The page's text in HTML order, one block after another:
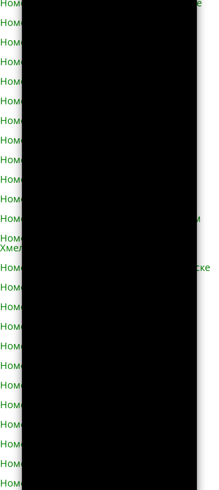
Номера телефонов такси в Новом Роздоле
Номера телефонов такси в Носовке
Номера телефонов такси в Обухове
Номера телефонов такси в Овидиополе
Номера телефонов такси в Овруче
Номера телефонов такси в Одессе
Номера телефонов такси в Олевске
Номера телефонов такси в Орехове
Номера телефонов такси в Очакове
Номера телефонов такси в Павлограде
Номера телефонов такси в Первомайске
Номера телефонов такси в Первомайском
Номера телефонов такси в Переяславе-
Хмельницком
Номера телефонов такси в Першотравенске
Номера телефонов такси в Пирятине
Номера телефонов такси в Подгородном
Номера телефонов такси в Подольске
Номера телефонов такси в Покрове
Номера телефонов такси в Пологах
Номера телефонов такси в Полонном
Номера телефонов такси в Полтаве
Номера телефонов такси в Прилуках
Номера телефонов такси в Путивле
Номера телефонов такси в Пятихатках
Номера телефонов такси в Раздельной